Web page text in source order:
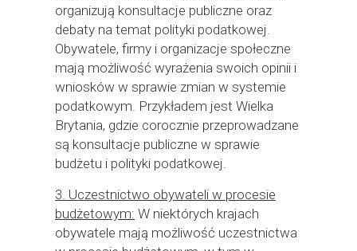
organizują konsultacje publiczne oraz
debaty na temat polityki podatkowej.
Obywatele, firmy i organizacje społeczne
mają możliwość wyrażenia swoich opinii i
wniosków w sprawie zmian w systemie
podatkowym. Przykładem jest Wielka
Brytania, gdzie corocznie przeprowadzane
są konsultacje publiczne w sprawie
budżetu i polityki podatkowej.
3. Uczestnictwo obywateli w procesie
budżetowym: W niektórych krajach
obywatele mają możliwość uczestnictwa